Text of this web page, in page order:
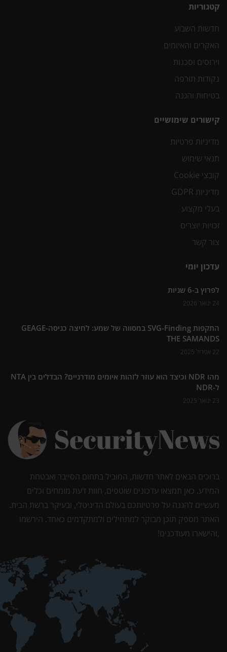
קטגוריות
חדשות השבוע
האקרים והאיומים
וירוסים וסכנות
נקודות תורפה
בטיחות והגנה
קישורים שימושיים
מדיניות פרטיות
תנאי שימוש
קובצי Cookie
מדיניות GDPR
בעלי מקצוע
זכויות יוצרים
צור קשר
עדכון יומי
לפרוץ ב-6 שניות
24 ינואר 2026
התקפות SVG-Finding במסווה של שמע: לחיצה כניסה-GEAGE
THE SAMANDS
22 אפריל 2025
מהו NDR וכיצד הוא עוזר לזהות איומים מודרניים? הבדלים בין NTA
ל-NDR
23 ינואר 2025
ברוכים הבאים לאתר חדשות, המוביל בתחום הסייבר ואבטחת
המידע. כאן תמצאו עדכונים שוטפים, חוות דעת מומחים וכלים
מעשיים להגנה על פרטיותכם בעולם הדיגיטלי, ובעיקר ברשת הבית.
האתר מספק תוכן מבוקר למתחילים ולמתקדמים כאחד. הירשמו
,והישארו מעודכנים!